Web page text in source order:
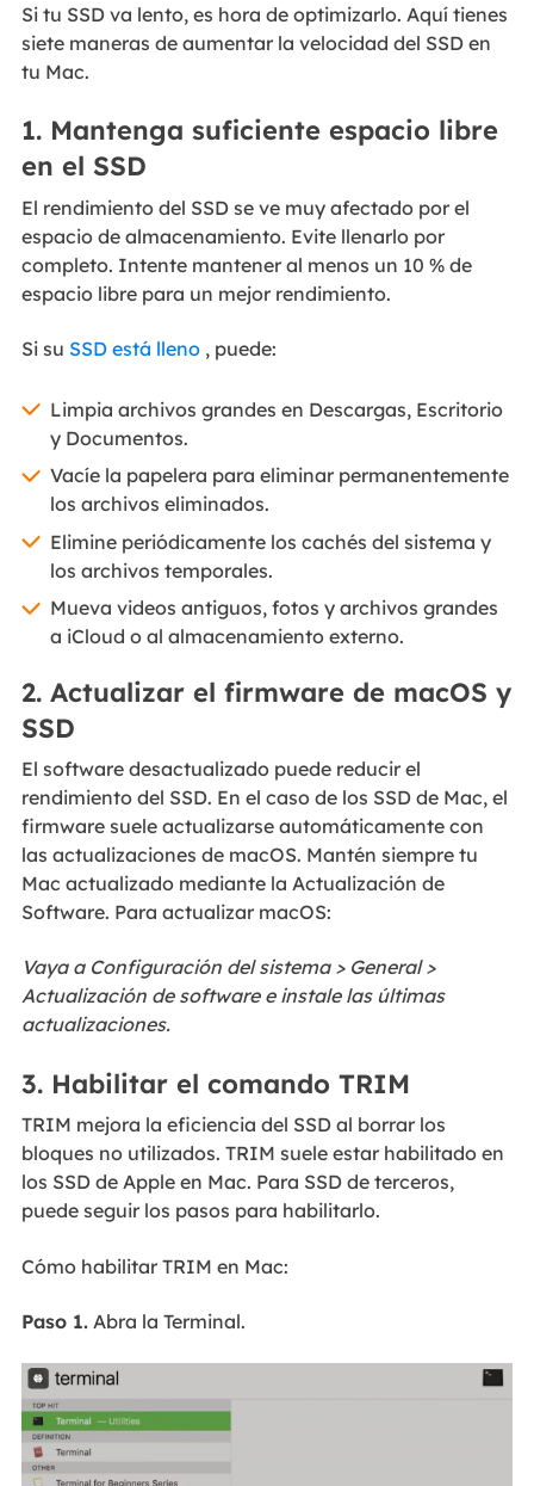
Si tu SSD va lento, es hora de optimizarlo. Aquí tienes
siete maneras de aumentar la velocidad del SSD en
tu Mac.
1. Mantenga suficiente espacio libre
en el SSD
El rendimiento del SSD se ve muy afectado por el
espacio de almacenamiento. Evite llenarlo por
completo. Intente mantener al menos un 10 % de
espacio libre para un mejor rendimiento.
Si su SSD está lleno, puede:
Limpia archivos grandes en Descargas, Escritorio
y Documentos.
Vacíe la papelera para eliminar permanentemente
los archivos eliminados.
Elimine periódicamente los cachés del sistema y
los archivos temporales.
Mueva videos antiguos, fotos y archivos grandes
a iCloud o al almacenamiento externo.
2. Actualizar el firmware de macOS y
SSD
El software desactualizado puede reducir el
rendimiento del SSD. En el caso de los SSD de Mac, el
firmware suele actualizarse automáticamente con
las actualizaciones de macOS. Mantén siempre tu
Mac actualizado mediante la Actualización de
Software. Para actualizar macOS:
Vaya a Configuración del sistema > General >
Actualización de software e instale las últimas
actualizaciones.
3. Habilitar el comando TRIM
TRIM mejora la eficiencia del SSD al borrar los
bloques no utilizados. TRIM suele estar habilitado en
los SSD de Apple en Mac. Para SSD de terceros,
puede seguir los pasos para habilitarlo.
Cómo habilitar TRIM en Mac:
Paso 1.Abra la Terminal.